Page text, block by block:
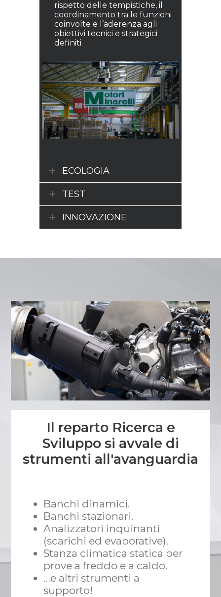
rispetto delle tempistiche, il
coordinamento tra le funzioni
coinvolte e l’aderenza agli
obiettivi tecnici e strategici
definiti.
ECOLOGIA
TEST
INNOVAZIONE
Il reparto Ricerca e
Sviluppo si avvale di
strumenti all'avanguardia
Banchi dinamici.
Banchi stazionari.
Analizzatori inquinanti
(scarichi ed evaporative).
Stanza climatica statica per
prove a freddo e a caldo.
…e altri strumenti a
supporto!